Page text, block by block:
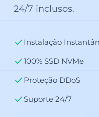
24/7 inclusos.
Instalação
100% SSD NVMe
Proteção DDoS
Suporte 24/7